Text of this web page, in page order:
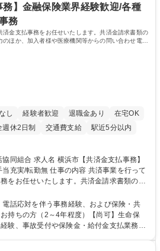
】金融保険業界経験歓迎/各種
務
金支払事務をお任せいたします。共済金請求書類の
ほか、加入者様や医療機関等からの問い合わせ電話
し 経験者歓迎 退職金あり
在宅OK
週休2日制 交通費支給
駅近5分以内
済金支払事務】
内容 共済事業を行って
をお任せいたします。共済金請求書類の受
力のほか、加入者様や医療機関等からの問
■共済金請求書類の受付、
関する審査・事務処理業務全般を担当 ■専
種必要書類の作成・発送作業 ■加入者様や
話応対を伴う事務経験、および保険・共
持ちの方（2～4年程度）【尚可】生命保
験、事故受付や保険金・給付金支払業務経